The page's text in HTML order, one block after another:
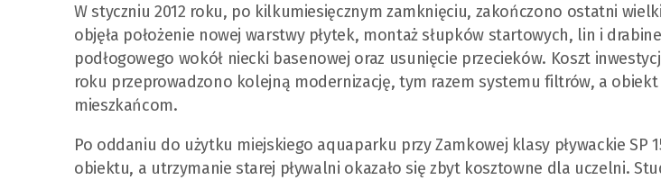
W styczniu 2012 roku, po kilkumiesięcznym zamknięciu, zakończono ostatni
objęła położenie nowej warstwy płytek, montaż słupków startowych, lin i
podłogowego wokół niecki basenowej oraz usunięcie przecieków. Koszt inwestycji
roku przeprowadzono kolejną modernizację, tym razem systemu filtrów, a
mieszkańcom.
Po oddaniu do użytku miejskiego aquaparku przy Zamkowej klasy pływackie SP
obiektu, a utrzymanie starej pływalni okazało się zbyt kosztowne dla uczelni.